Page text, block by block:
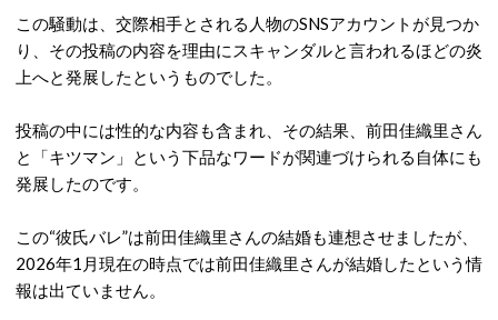
この騒動は、交際相手とされる人物のSNSアカウントが見つか
り、その投稿の内容を理由にスキャンダルと言われるほどの炎
上へと発展したというものでした。
投稿の中には性的な内容も含まれ、その結果、前田佳織里さん
と「キツマン」という下品なワードが関連づけられる自体にも
発展したのです。
この“彼氏バレ”は前田佳織里さんの結婚も連想させましたが、
2026年1月現在の時点では前田佳織里さんが結婚したという情
報は出ていません。